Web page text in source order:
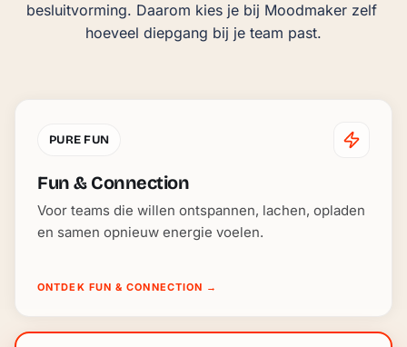
besluitvorming. Daarom kies je bij Moodmaker zelf
hoeveel diepgang bij je team past.
PURE FUN
Fun & Connection
Voor teams die willen ontspannen, lachen, opladen
en samen opnieuw energie voelen.
ONTDEK FUN & CONNECTION →